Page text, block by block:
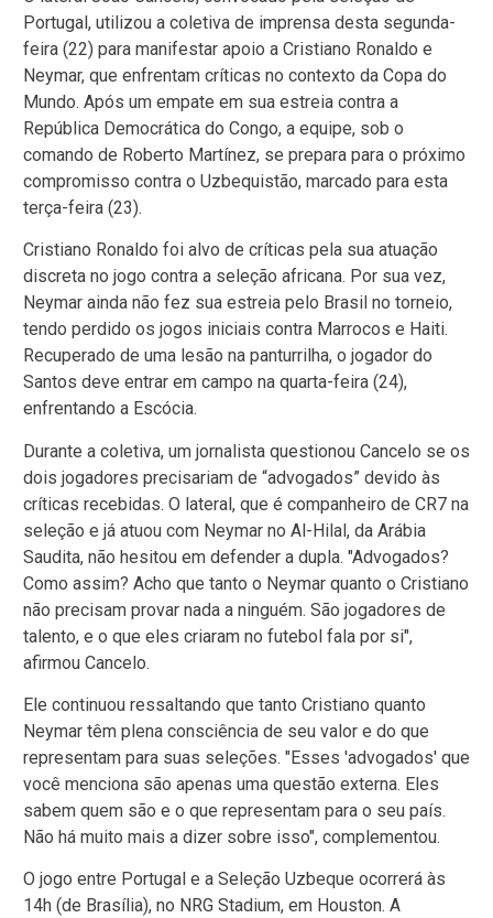
Portugal, utilizou a coletiva de imprensa desta segunda-
feira (22) para manifestar apoio a Cristiano Ronaldo e
Neymar, que enfrentam críticas no contexto da Copa do
Mundo. Após um empate em sua estreia contra a
República Democrática do Congo, a equipe, sob o
comando de Roberto Martínez, se prepara para o próximo
compromisso contra o Uzbequistão, marcado para esta
terça-feira (23).
Cristiano Ronaldo foi alvo de críticas pela sua atuação
discreta no jogo contra a seleção africana. Por sua vez,
Neymar ainda não fez sua estreia pelo Brasil no torneio,
tendo perdido os jogos iniciais contra Marrocos e Haiti.
Recuperado de uma lesão na panturrilha, o jogador do
Santos deve entrar em campo na quarta-feira (24),
enfrentando a Escócia.
Durante a coletiva, um jornalista questionou Cancelo se os
dois jogadores precisariam de “advogados” devido às
críticas recebidas. O lateral, que é companheiro de CR7 na
seleção e já atuou com Neymar no Al-Hilal, da Arábia
Saudita, não hesitou em defender a dupla. "Advogados?
Como assim? Acho que tanto o Neymar quanto o Cristiano
não precisam provar nada a ninguém. São jogadores de
talento, e o que eles criaram no futebol fala por si",
afirmou Cancelo.
Ele continuou ressaltando que tanto Cristiano quanto
Neymar têm plena consciência de seu valor e do que
representam para suas seleções. "Esses 'advogados' que
você menciona são apenas uma questão externa. Eles
sabem quem são e o que representam para o seu país.
Não há muito mais a dizer sobre isso", complementou.
O jogo entre Portugal e a Seleção Uzbeque ocorrerá às
14h (de Brasília), no NRG Stadium, em Houston. A